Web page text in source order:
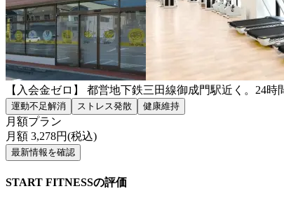
【入会金ゼロ】 都営地下鉄三田線御成門駅近く。24
運動不足解消 ストレス発散 健康維持
月額プラン
月額 3,278円(税込)
最新情報を確認
START FITNESSの評価